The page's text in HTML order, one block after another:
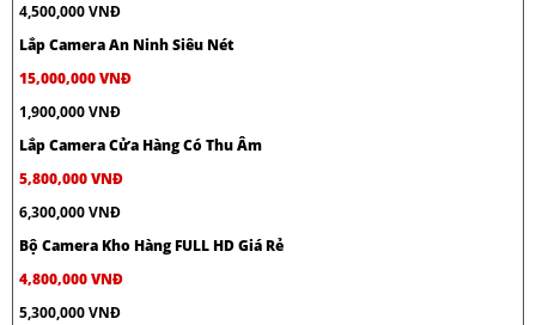
4,500,000 VNĐ
Lắp Camera An Ninh Siêu Nét
15,000,000 VNĐ
1,900,000 VNĐ
Lắp Camera Cửa Hàng Có Thu Âm
5,800,000 VNĐ
6,300,000 VNĐ
Bộ Camera Kho Hàng FULL HD Giá Rẻ
4,800,000 VNĐ
5,300,000 VNĐ